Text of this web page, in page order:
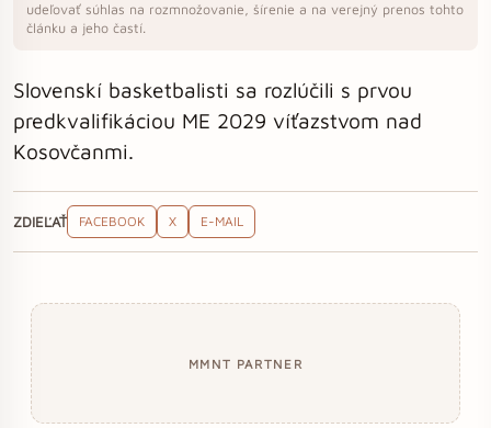
udeľovať súhlas na rozmnožovanie, šírenie a na verejný prenos tohto
článku a jeho častí.
Slovenskí basketbalisti sa rozlúčili s prvou
predkvalifikáciou ME 2029 víťazstvom nad
Kosovčanmi.
ZDIEĽAŤ FACEBOOK X E-MAIL
MMNT PARTNER